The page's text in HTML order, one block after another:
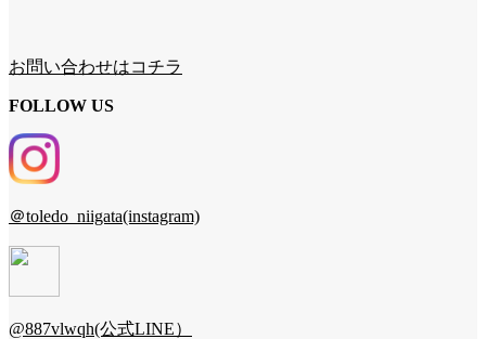
お問い合わせはコチラ
FOLLOW US
＠toledo_niigata(instagram)
@887vlwqh(公式LINE）